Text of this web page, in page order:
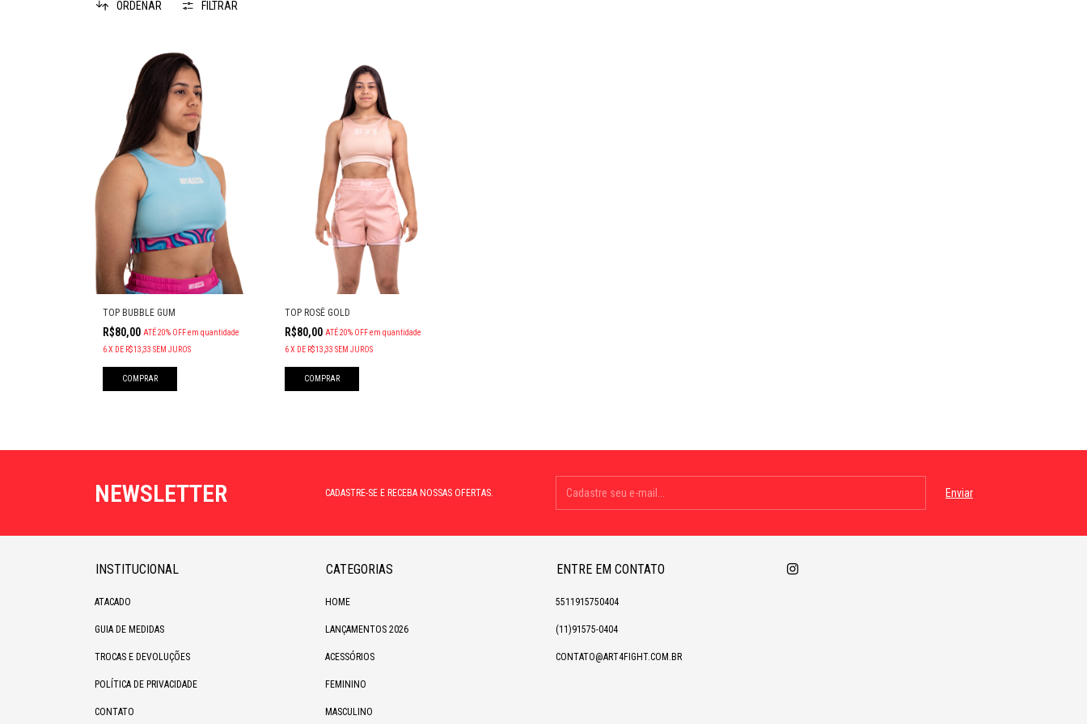
ORDENAR FILTRAR
TOP BUBBLE GUM
R$80,00 ATÉ 20% OFFem quantidade
6X DE R$13,33 SEM JUROS
COMPRAR
TOP ROSÊ GOLD
R$80,00 ATÉ 20% OFFem quantidade
6X DE R$13,33 SEM JUROS
COMPRAR
NEWSLETTER CADASTRE-SE E RECEBA NOSSAS OFERTAS.
INSTITUCIONAL
ATACADO
GUIA DE MEDIDAS
TROCAS E DEVOLUÇÕES
POLÍTICA DE PRIVACIDADE
CONTATO
CATEGORIAS
HOME
LANÇAMENTOS 2026
ACESSÓRIOS
FEMININO
MASCULINO
ENTRE EM CONTATO
5511915750404
(11)91575-0404
CONTATO@ART4FIGHT.COM.BR